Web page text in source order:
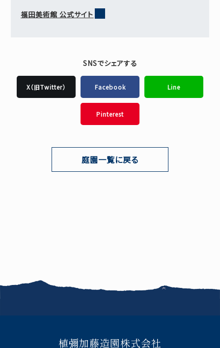
福田美術館 公式サイト
SNSでシェアする
X（旧Twitter） Facebook Line
Pinterest
庭園一覧に戻る
植彌加藤造園株式会社